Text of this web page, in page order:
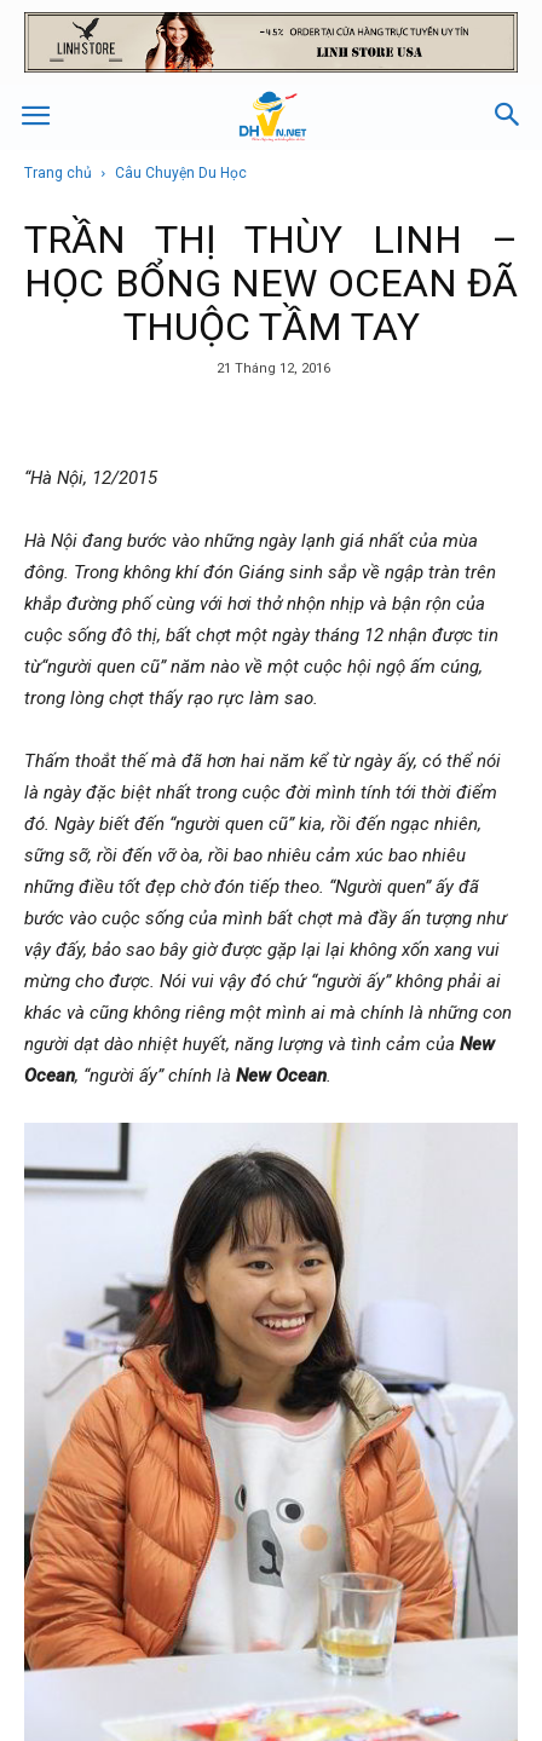
Trang chủ Câu Chuyện Du Học
TRẦN THỊ THÙY LINH –
HỌC BỔNG NEW OCEAN ĐÃ
THUỘC TẦM TAY
21 Tháng 12, 2016
“Hà Nội, 12/2015
Hà Nội đang bước vào những ngày lạnh giá nhất của mùa
đông. Trong không khí đón Giáng sinh sắp về ngập tràn trên
khắp đường phố cùng với hơi thở nhộn nhịp và bận rộn của
cuộc sống đô thị, bất chợt một ngày tháng 12 nhận được tin
từ“người quen cũ” năm nào về một cuộc hội ngộ ấm cúng,
trong lòng chợt thấy rạo rực làm sao.
Thấm thoắt thế mà đã hơn hai năm kể từ ngày ấy, có thể nói
là ngày đặc biệt nhất trong cuộc đời mình tính tới thời điểm
đó. Ngày biết đến “người quen cũ” kia, rồi đến ngạc nhiên,
sững sỡ, rồi đến vỡ òa, rồi bao nhiêu cảm xúc bao nhiêu
những điều tốt đẹp chờ đón tiếp theo. “Người quen” ấy đã
bước vào cuộc sống của mình bất chợt mà đầy ấn tượng như
vậy đấy, bảo sao bây giờ được gặp lại lại không xốn xang vui
mừng cho được. Nói vui vậy đó chứ “người ấy” không phải ai
khác và cũng không riêng một mình ai mà chính là những con
người dạt dào nhiệt huyết, năng lượng và tình cảm của New
Ocean, “người ấy” chính là New Ocean.